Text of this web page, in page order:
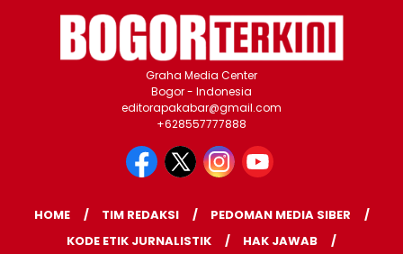
Graha Media Center
Bogor - Indonesia
editorapakabar@gmail.com
+628557777888
HOME TIM REDAKSI
PEDOMAN MEDIA SIBER
KODE ETIK JURNALISTIK
HAK JAWAB